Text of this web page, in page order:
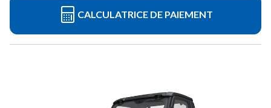
CALCULATRICE DE PAIEMENT